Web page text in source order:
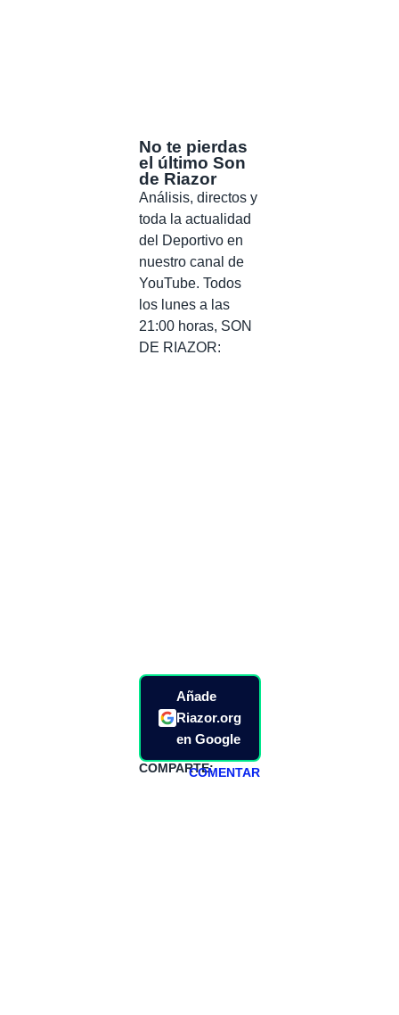
No te pierdas
el último Son
de Riazor
Análisis, directos y
toda la actualidad
del Deportivo en
nuestro canal de
YouTube. Todos
los lunes a las
21:00 horas, SON
DE RIAZOR:
Añade
Riazor.org
en Google
COMPARTE:COMENTAR